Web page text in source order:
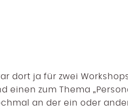
dort ja für zwei
einen zum Thema
an der ein oder